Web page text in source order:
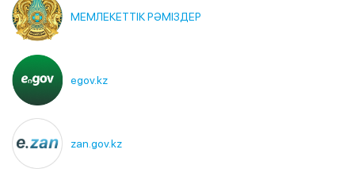
МЕМЛЕКЕТТІК РӘМІЗДЕР
egov.kz
zan.gov.kz